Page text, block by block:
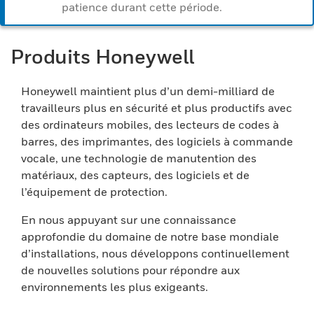
patience durant cette période.
Produits Honeywell
Honeywell maintient plus d’un demi-milliard de
travailleurs plus en sécurité et plus productifs avec
des ordinateurs mobiles, des lecteurs de codes à
barres, des imprimantes, des logiciels à commande
vocale, une technologie de manutention des
matériaux, des capteurs, des logiciels et de
l’équipement de protection.
En nous appuyant sur une connaissance
approfondie du domaine de notre base mondiale
d’installations, nous développons continuellement
de nouvelles solutions pour répondre aux
environnements les plus exigeants.